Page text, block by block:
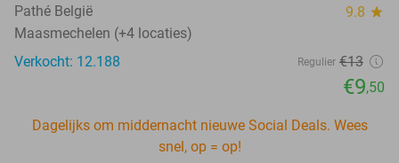
Pathé België 9.8 star
Maasmechelen (+4 locaties)
Verkocht: 12.188
Regulier €13
€9,50
Dagelijks om middernacht nieuwe Social Deals. Wees
snel, op = op!